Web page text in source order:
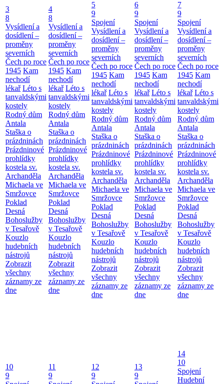
3
8
Vysídlení a
dosídlení –
proměny
severních
Čech po roce
1945 Kam
nechodí
lékař Léto s
tanvaldskými
kostely
Rodný dům
Antala
Staška o
prázdninách
Prázdninové
prohlídky
kostela sv.
Archanděla
Michaela ve
Smržovce
Poklad
Desná
Bohoslužby
v Tesařově
Kouzlo
hudebních
nástrojů
Zobrazit
všechny
záznamy ze
dne
4
8
Vysídlení a
dosídlení –
proměny
severních
Čech po roce
1945 Kam
nechodí
lékař Léto s
tanvaldskými
kostely
Rodný dům
Antala
Staška o
prázdninách
Prázdninové
prohlídky
kostela sv.
Archanděla
Michaela ve
Smržovce
Poklad
Desná
Bohoslužby
v Tesařově
Kouzlo
hudebních
nástrojů
Zobrazit
všechny
záznamy ze
dne
5
9
Spojení
Vysídlení a
dosídlení –
proměny
severních
Čech po roce
1945 Kam
nechodí
lékař Léto s
tanvaldskými
kostely
Rodný dům
Antala
Staška o
prázdninách
Prázdninové
prohlídky
kostela sv.
Archanděla
Michaela ve
Smržovce
Poklad
Desná
Bohoslužby
v Tesařově
Kouzlo
hudebních
nástrojů
Zobrazit
všechny
záznamy ze
dne
6
9
Spojení
Vysídlení a
dosídlení –
proměny
severních
Čech po roce
1945 Kam
nechodí
lékař Léto s
tanvaldskými
kostely
Rodný dům
Antala
Staška o
prázdninách
Prázdninové
prohlídky
kostela sv.
Archanděla
Michaela ve
Smržovce
Poklad
Desná
Bohoslužby
v Tesařově
Kouzlo
hudebních
nástrojů
Zobrazit
všechny
záznamy ze
dne
7
9
Spojení
Vysídlení a
dosídlení –
proměny
severních
Čech po roce
1945 Kam
nechodí
lékař Léto s
tanvaldskými
kostely
Rodný dům
Antala
Staška o
prázdninách
Prázdninové
prohlídky
kostela sv.
Archanděla
Michaela ve
Smržovce
Poklad
Desná
Bohoslužby
v Tesařově
Kouzlo
hudebních
nástrojů
Zobrazit
všechny
záznamy ze
dne
10
9
11
9
12
9
13
9
14
10
Spojení
Hudební